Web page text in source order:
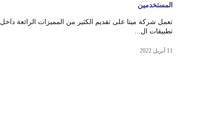
المستخدمين
تعمل شركة ميتا على تقديم الكثير من المميزات الرائعة داخل
تطبيقات ال...
11 أبريل 2022